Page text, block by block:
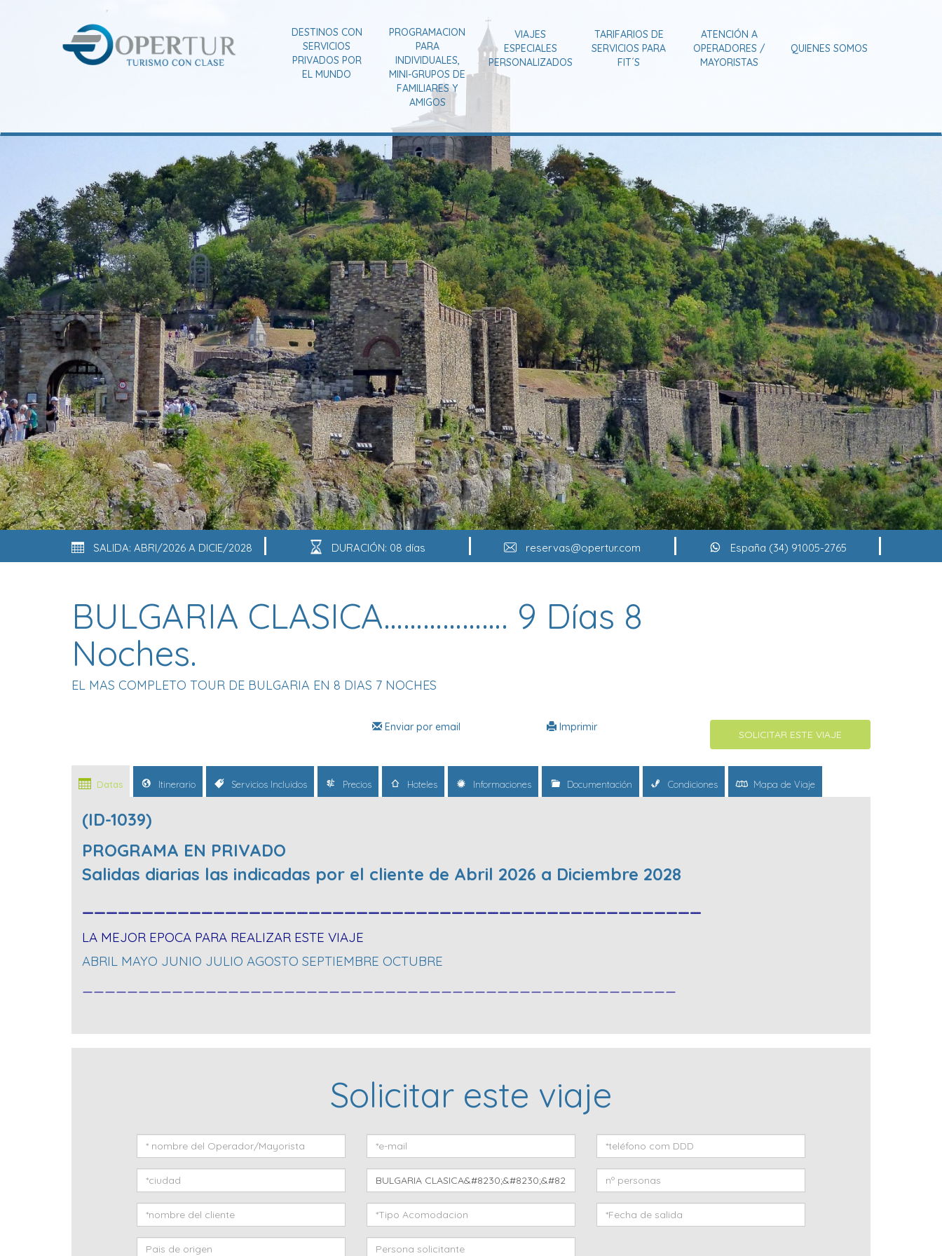
DESTINOS CON
SERVICIOS
PRIVADOS POR
EL MUNDO
PROGRAMACION
PARA
INDIVIDUALES,
MINI-GRUPOS DE
FAMILIARES Y
AMIGOS
VIAJES
ESPECIALES
PERSONALIZADOS
TARIFARIOS DE
SERVICIOS PARA
FIT´S
ATENCIÓN A
OPERADORES /
MAYORISTAS
QUIENES SOMOS
SALIDA: ABRI/2026 A DICIE/2028 DURACIÓN: 08 días reservas@opertur.com España (34) 91005-2765
BULGARIA CLASICA………………. 9 Días 8
Noches.
EL MAS COMPLETO TOUR DE BULGARIA EN 8 DIAS 7 NOCHES
SOLICITAR ESTE VIAJE
Imprimir
Enviar por email
Datas Itinerario Servicios Incluidos Precios Hoteles Informaciones Documentación Condiciones Mapa de Viaje
(ID-1039)
PROGRAMA EN PRIVADO
Salidas diarias las indicadas por el cliente de Abril 2026 a Diciembre 2028
LA MEJOR EPOCA PARA REALIZAR ESTE VIAJE
ABRIL MAYO JUNIO JULIO AGOSTO SEPTIEMBRE OCTUBRE
Solicitar este viaje